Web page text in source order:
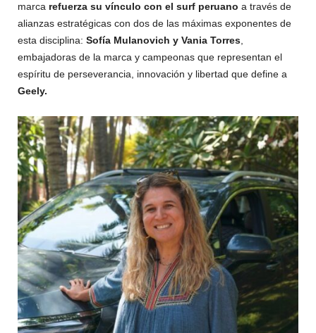
marca refuerza su vínculo con el surf peruano a través de
alianzas estratégicas con dos de las máximas exponentes de
esta disciplina: Sofía Mulanovich y Vania Torres
embajadoras de la marca y campeonas que representan el
espíritu de perseverancia, innovación y libertad que define a
Geely.